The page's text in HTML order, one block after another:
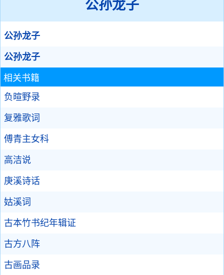
公孙龙子
公孙龙子
公孙龙子
相关书籍
负暄野录
复雅歌词
傅青主女科
高洁说
庚溪诗话
姑溪词
古本竹书纪年辑证
古方八阵
古画品录